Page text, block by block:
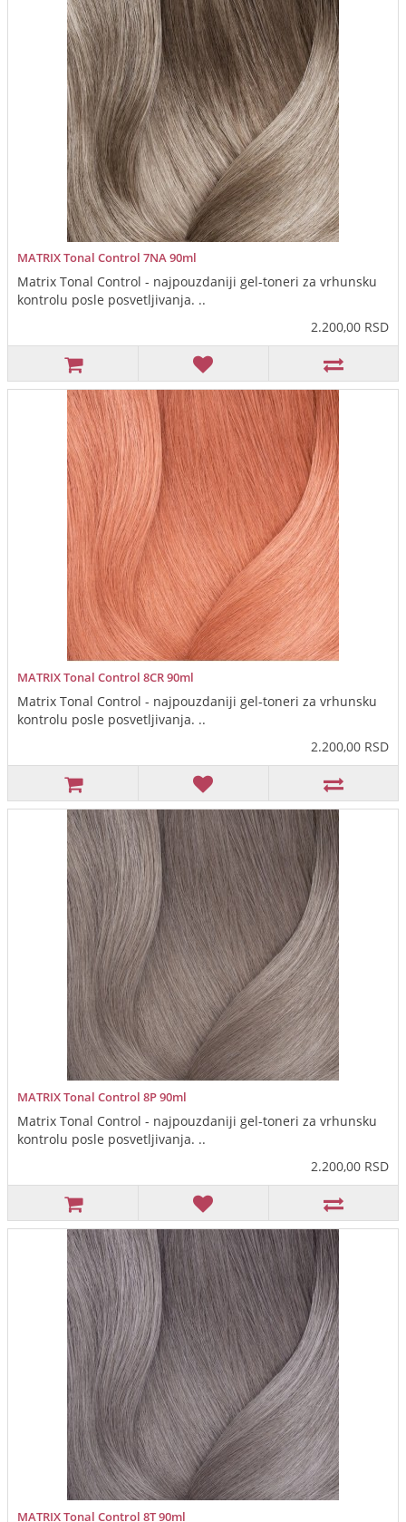
MATRIX Tonal Control 7NA 90ml
Matrix Tonal Control - najpouzdaniji gel-toneri za vrhunsku
kontrolu posle posvetljivanja. ..
2.200,00 RSD
MATRIX Tonal Control 8CR 90ml
Matrix Tonal Control - najpouzdaniji gel-toneri za vrhunsku
kontrolu posle posvetljivanja. ..
2.200,00 RSD
MATRIX Tonal Control 8P 90ml
Matrix Tonal Control - najpouzdaniji gel-toneri za vrhunsku
kontrolu posle posvetljivanja. ..
2.200,00 RSD
MATRIX Tonal Control 8T 90ml